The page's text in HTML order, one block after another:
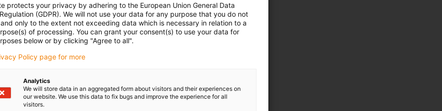
from very different areas of use:
de operação
protects your privacy by adhering to the European Union General Data
(GDPR). We will not use your data for any purpose that you do not
only to the extent not exceeding data which is necessary in relation to a
of processing. You can grant your consent(s) to use your data for
below or by clicking "Agree to all".
Policy page for more
Analytics
We will store data in an aggregated form about visitors and their experiences on
our website. We use this data to fix bugs and improve the experience for all
visitors.